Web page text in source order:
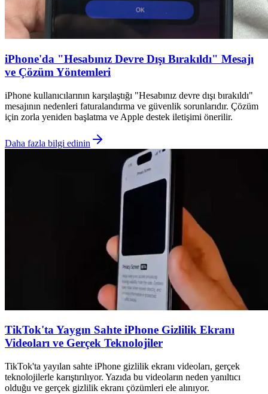
iPhone'da "Hesabınız Devre Dışı Bırakıldı" Mesajı
ve Çözüm Yöntemleri
iPhone kullanıcılarının karşılaştığı "Hesabınız devre dışı bırakıldı"
mesajının nedenleri faturalandırma ve güvenlik sorunlarıdır. Çözüm
için zorla yeniden başlatma ve Apple destek iletişimi önerilir.
Daha fazla bilgi edinin
TikTok'ta Yaygın Sahte iPhone Gizlilik Ekranı
Videoları ve Gerçek Teknolojiler
TikTok'ta yayılan sahte iPhone gizlilik ekranı videoları, gerçek
teknolojilerle karıştırılıyor. Yazıda bu videoların neden yanıltıcı
olduğu ve gerçek gizlilik ekranı çözümleri ele alınıyor.